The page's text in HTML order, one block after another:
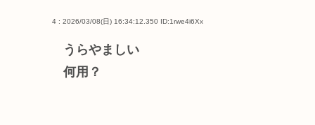
4 : 2026/03/08(日) 16:34:12.350 ID:1rwe4i6Xx
うらやましい
何用？